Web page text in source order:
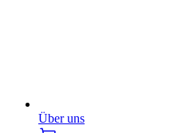
Über uns